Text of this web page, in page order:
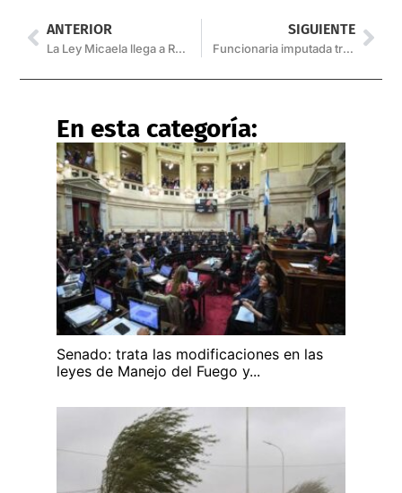
ANTERIOR
La Ley Micaela llega a Rosario de la Frontera
SIGUIENTE
Funcionaria imputada tras hallar vencidos productos para el dengue
En esta categoría:
Senado: trata las modificaciones en las
leyes de Manejo del Fuego y...